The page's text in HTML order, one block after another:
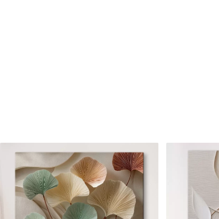
✓
✓Biztonságos, szagtalan tinta
✗ Vászonhatású felület
✗Környezetbarát anyag
✓
✓ Biztonságos,
✓ Vászonhatású felület
✗ Környezetbarát anyag